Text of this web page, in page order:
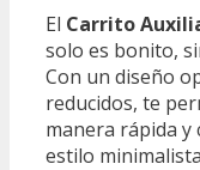
El Carrito
solo es bonito,
Con un diseño
reducidos, te
manera rápida y
estilo